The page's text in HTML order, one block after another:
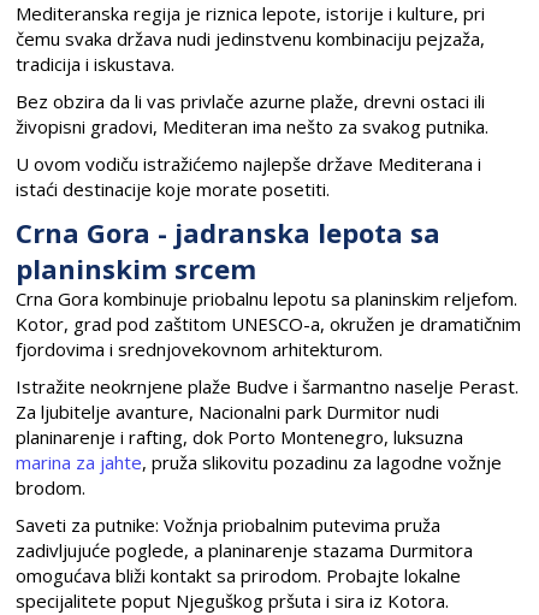
Mediteranska regija je riznica lepote, istorije i kulture, pri
čemu svaka država nudi jedinstvenu kombinaciju pejzaža,
tradicija i iskustava.
Bez obzira da li vas privlače azurne plaže, drevni ostaci ili
živopisni gradovi, Mediteran ima nešto za svakog putnika.
U ovom vodiču istražićemo najlepše države Mediterana i
istaći destinacije koje morate posetiti.
Crna Gora - jadranska lepota sa
planinskim srcem
Crna Gora kombinuje priobalnu lepotu sa planinskim reljefom.
Kotor, grad pod zaštitom UNESCO-a, okružen je dramatičnim
fjordovima i srednjovekovnom arhitekturom.
Istražite neokrnjene plaže Budve i šarmantno naselje Perast.
Za ljubitelje avanture, Nacionalni park Durmitor nudi
planinarenje i rafting, dok Porto Montenegro, luksuzna
marina za jahte, pruža slikovitu pozadinu za lagodne vožnje
brodom.
Saveti za putnike: Vožnja priobalnim putevima pruža
zadivljujuće poglede, a planinarenje stazama Durmitora
omogućava bliži kontakt sa prirodom. Probajte lokalne
specijalitete poput Njeguškog pršuta i sira iz Kotora.